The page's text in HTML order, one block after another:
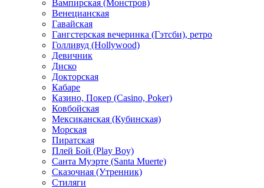
Вампирская (Монстров)
Венецианская
Гавайская
Гангстерская вечеринка (Гэтсби), ретро
Голливуд (Hollywood)
Девичник
Диско
Докторская
Кабаре
Казино, Покер (Casino, Poker)
Ковбойская
Мексиканская (Кубинская)
Морская
Пиратская
Плей Бой (Play Boy)
Санта Муэрте (Santa Muerte)
Сказочная (Утренник)
Стиляги